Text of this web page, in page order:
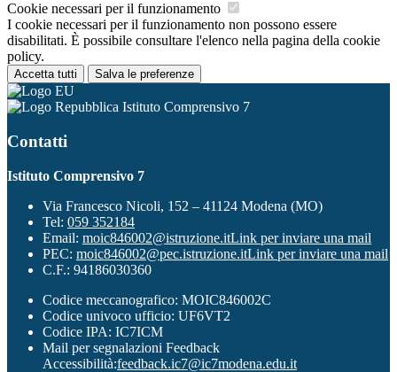
Cookie necessari per il funzionamento
I cookie necessari per il funzionamento non possono essere
disabilitati. È possibile consultare l'elenco nella pagina della cookie
policy.
Accetta tutti Salva le preferenze
Istituto Comprensivo 7
Contatti
Istituto Comprensivo 7
Via Francesco Nicoli, 152 – 41124 Modena (MO)
Tel: 059 352184
Email: moic846002@istruzione.itLink per inviare una mail
PEC: moic846002@pec.istruzione.itLink per inviare una mail
C.F.: 94186030360
Codice meccanografico: MOIC846002C
Codice univoco ufficio: UF6VT2
Codice IPA: IC7ICM
Mail per segnalazioni Feedback
Accessibilità:feedback.ic7@ic7modena.edu.it